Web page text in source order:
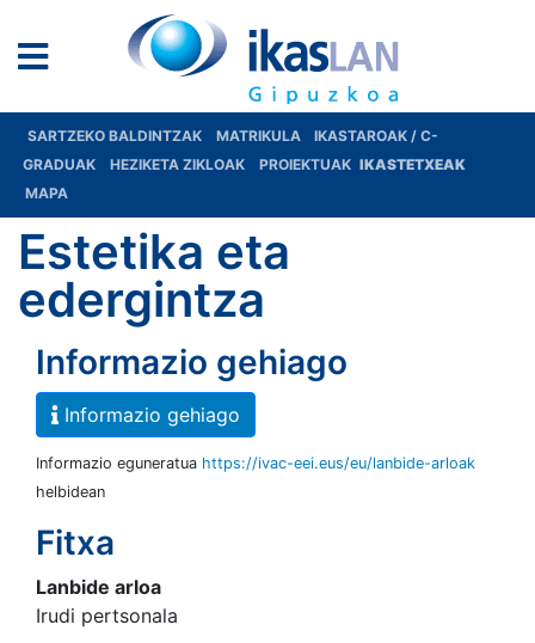
SARTZEKO BALDINTZAK MATRIKULA
IKASTAROAK / C-
GRADUAK
HEZIKETA ZIKLOAK PROIEKTUAK IKASTETXEAK
MAPA
Estetika eta
edergintza
Informazio gehiago
Informazio gehiago
Informazio eguneratua https://ivac-eei.eus/eu/lanbide-arloak
helbidean
Fitxa
Lanbide arloa
Irudi pertsonala